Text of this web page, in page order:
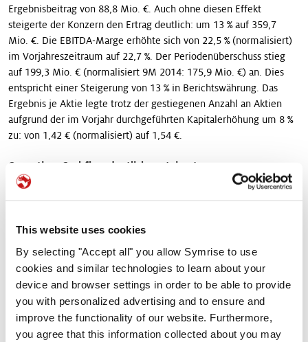
This website uses cookies
By selecting "Accept all" you allow Symrise to use
cookies and similar technologies to learn about your
device and browser settings in order to be able to provide
you with personalized advertising and to ensure and
improve the functionality of our website. Furthermore,
you agree that this information collected about you may
Ergebnisbeitrag von 88,8 Mio. €. Auch ohne diesen Effekt
steigerte der Konzern den Ertrag deutlich: um 13 % auf 359,7
Mio. €. Die EBITDA-Marge erhöhte sich von 22,5 % (normalisiert)
im Vorjahreszeitraum auf 22,7 %. Der Periodenüberschuss stieg
auf 199,3 Mio. € (normalisiert 9M 2014: 175,9 Mio. €) an. Dies
entspricht einer Steigerung von 13 % in Berichtswährung. Das
Ergebnis je Aktie legte trotz der gestiegenen Anzahl an Aktien
aufgrund der im Vorjahr durchgeführten Kapitalerhöhung um 8 %
zu: von 1,42 € (normalisiert) auf 1,54 €.
Operativer Cashflow deutlich gesteigert
zu EBITDA ging auf 2,1 zurück (31. Dezember 2014: 2,3). Unter
(31. Dezember 2014: 3,2). Mit einer auf 37,5 % gestiegenen
Eigenkapitalquote (31. Dezember 2014: 35,8 %) agiert Symrise auf
Basis einer starken Kapitalausstattung.
Segment Scent & Care